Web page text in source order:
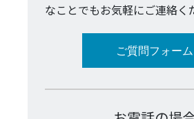
なことでもお気軽にご連絡く
ご質問フォーム